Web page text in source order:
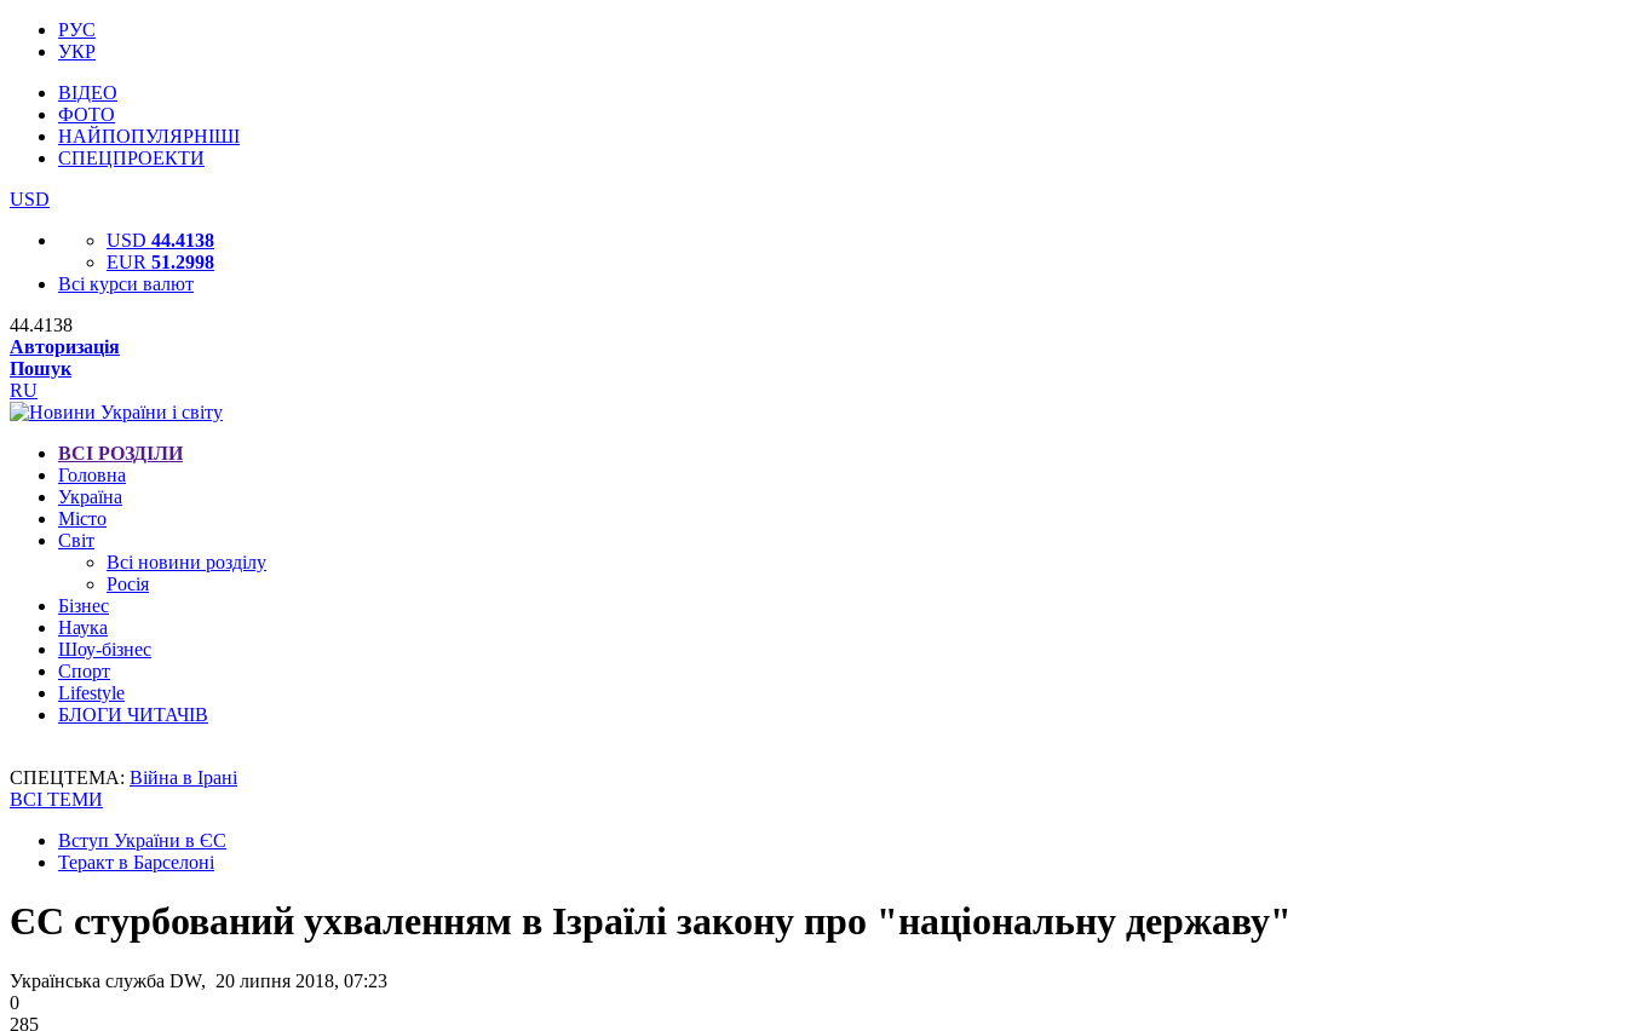
РУС
УКР
ВІДЕО
ФОТО
НАЙПОПУЛЯРНІШІ
СПЕЦПРОЕКТИ
USD
USD 44.4138
EUR 51.2998
Всі курси валют
44.4138
Авторизація
Пошук
RU
ВСІ РОЗДІЛИ
Головна
Україна
Місто
Світ
Всі новини розділу
Росія
Бізнес
Наука
Шоу-бізнес
Спорт
Lifestyle
БЛОГИ ЧИТАЧІВ
СПЕЦТЕМА: Війна в Ірані
ВСІ ТЕМИ
Вступ України в ЄС
Теракт в Барселоні
ЄС стурбований ухваленням в Ізраїлі закону про "національну державу"
Українська служба DW, 20 липня 2018, 07:23
0
285